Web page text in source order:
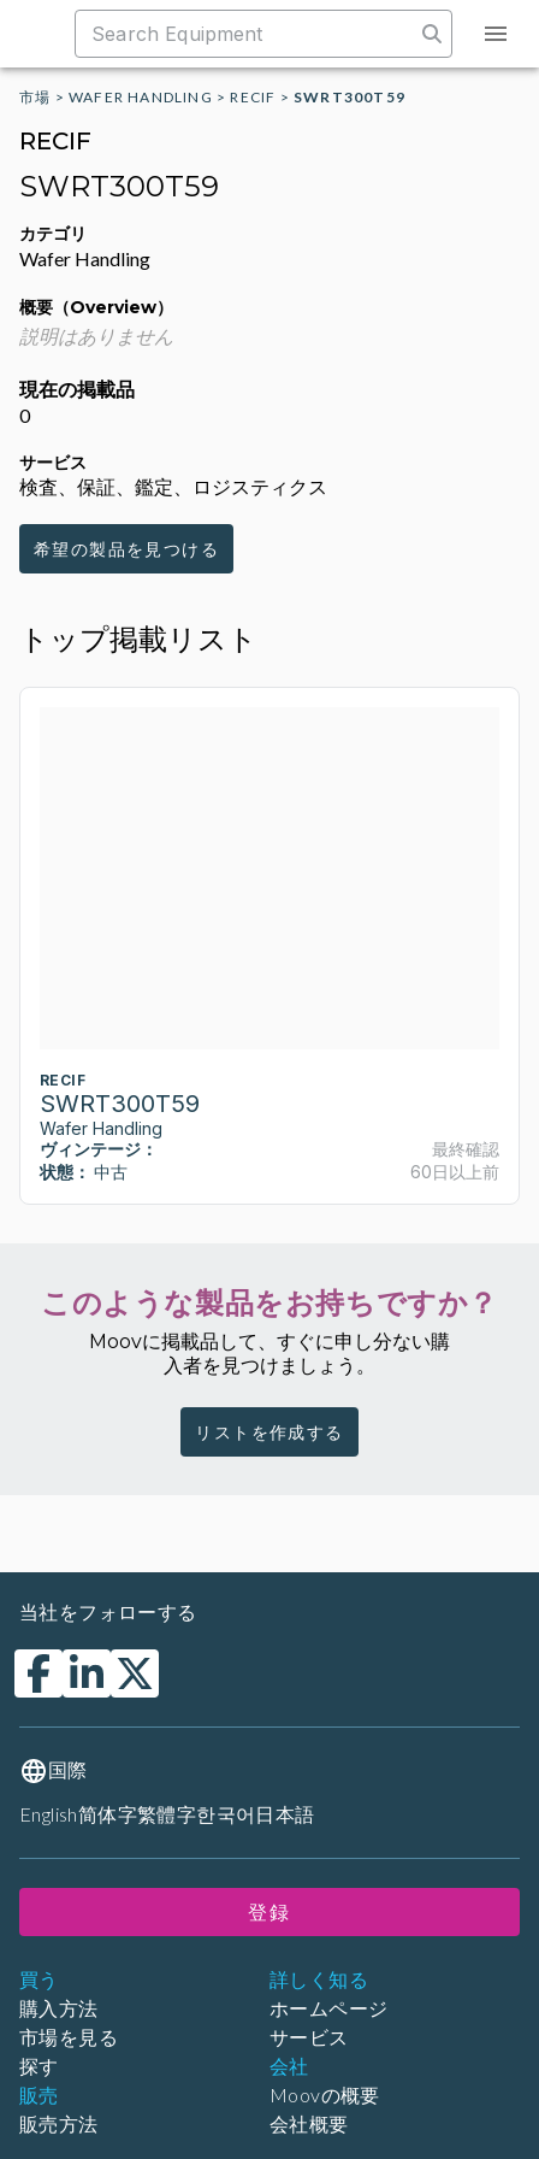
市場 >WAFER HANDLING >RECIF > SWRT300T59
RECIF
SWRT300T59
カテゴリ
Wafer Handling
概要（Overview）
説明はありません
現在の掲載品
0
サービス
検査、保証、鑑定、ロジスティクス
希望の製品を見つける
トップ掲載リスト
RECIF
SWRT300T59
Wafer Handling
ヴィンテージ：
状態： 中古
最終確認
60日以上前
このような製品をお持ちですか？
Moovに掲載品して、すぐに申し分ない購
入者を見つけましょう。
リストを作成する
買う
購入方法
市場を見る
探す
販売
販売方法
詳しく知る
ホームページ
サービス
会社
Moovの概要
会社概要
当社をフォローする
国際
English简体字繁體字한국어 日本語
登録